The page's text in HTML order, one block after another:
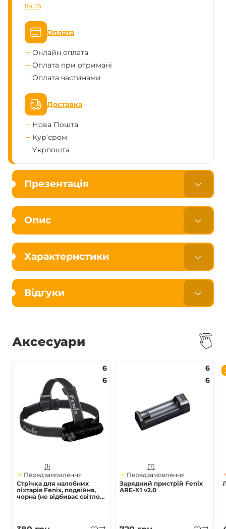
84 55
Оплата
Онлайн оплата
Оплата при отримані
Оплата частинами
Доставка
Нова Пошта
Кур’єром
Укрпошта
Презентація
Опис
Характеристики
Відгуки
Аксесуари
6
6
(1)
Передзамовлення
Стрічка для налобних
ліхтарів Fenix, подвійна,
чорна (не відбиває світло)
6
6
(7)
Передзамовлення
Зарядний пристрій Fenix
ARE-X1 v2.0